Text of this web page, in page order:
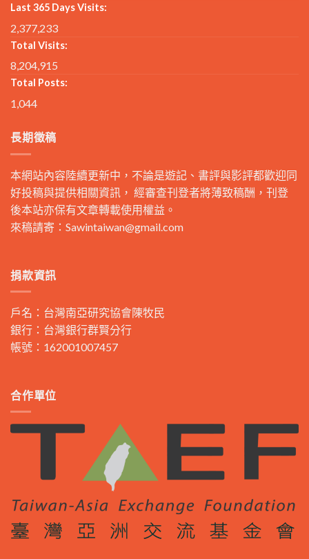
Last 365 Days Visits:
2,377,233
Total Visits:
8,204,915
Total Posts:
1,044
長期徵稿
本網站內容陸續更新中，不論是遊記、書評與影評都歡迎同
好投稿與提供相關資訊， 經審查刊登者將薄致稿酬，刊登
後本站亦保有文章轉載使用權益。
來稿請寄： Sawintaiwan@gmail.com
捐款資訊
戶名：台灣南亞研究協會陳牧民
銀行：台灣銀行群賢分行
帳號：162001007457
合作單位